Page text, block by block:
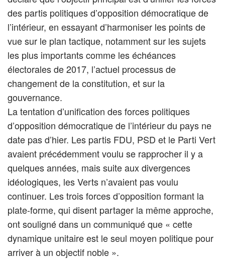
des partis politiques d’opposition démocratique de
l’intérieur, en essayant d’harmoniser les points de
vue sur le plan tactique, notamment sur les sujets
les plus importants comme les échéances
électorales de 2017, l’actuel processus de
changement de la constitution, et sur la
gouvernance.
La tentation d’unification des forces politiques
d’opposition démocratique de l’intérieur du pays ne
date pas d’hier. Les partis FDU, PSD et le Parti Vert
avaient précédemment voulu se rapprocher il y a
quelques années, mais suite aux divergences
idéologiques, les Verts n’avaient pas voulu
continuer. Les trois forces d’opposition formant la
plate-forme, qui disent partager la même approche,
ont souligné dans un communiqué que « cette
dynamique unitaire est le seul moyen politique pour
arriver à un objectif noble ».